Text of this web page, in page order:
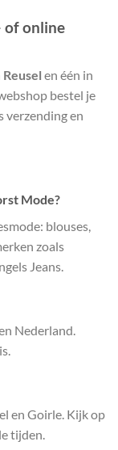
of online
Reusel en één in
bestel je
verzending en
Mode?
blouses,
zoals
Jeans.
Nederland.
en Goirle. Kijk op
tijden.